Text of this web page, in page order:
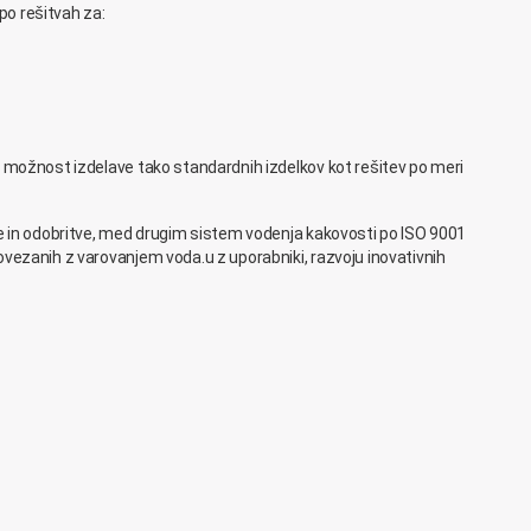
rešitvah za:
izdelave tako standardnih izdelkov kot rešitev po meri
odobritve, med drugim sistem vodenja kakovosti po ISO 9001
z varovanjem voda.u z uporabniki, razvoju inovativnih